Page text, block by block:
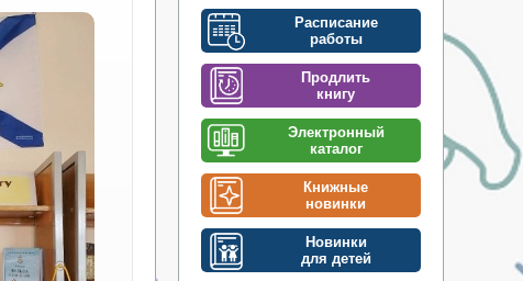
Расписание
работы
Продлить
книгу
Электронный
каталог
Книжные
новинки
Новинки
для детей